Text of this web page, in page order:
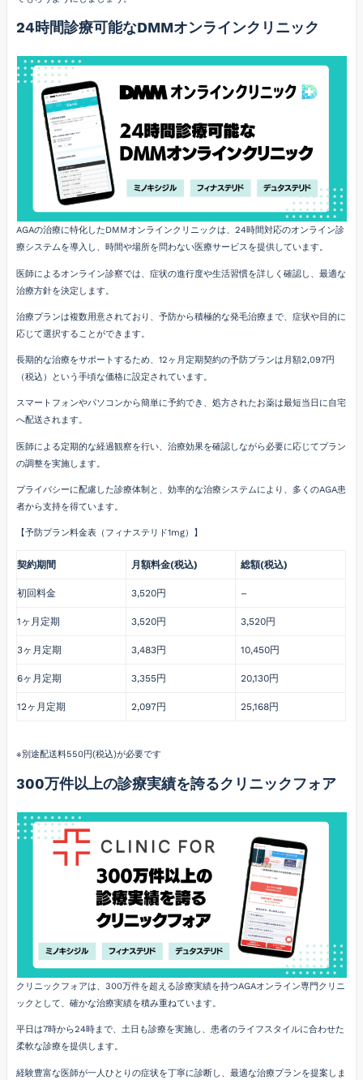
24時間診療可能なDMMオンラインクリニック
AGAの治療に特化したDMMオンラインクリニックは、24時間対応のオンライン診
療システムを導入し、時間や場所を問わない医療サービスを提供しています。
医師によるオンライン診察では、症状の進行度や生活習慣を詳しく確認し、最適な
治療方針を決定します。
治療プランは複数用意されており、予防から積極的な発毛治療まで、症状や目的に
応じて選択することができます。
長期的な治療をサポートするため、12ヶ月定期契約の予防プランは月額2,097円
（税込）という手頃な価格に設定されています。
スマートフォンやパソコンから簡単に予約でき、処方されたお薬は最短当日に自宅
へ配送されます。
医師による定期的な経過観察を行い、治療効果を確認しながら必要に応じてプラン
の調整を実施します。
プライバシーに配慮した診療体制と、効率的な治療システムにより、多くのAGA患
者から支持を得ています。
【予防プラン料金表（フィナステリド1mg）】
契約期間 月額料金(税込) 総額(税込)
初回料金 3,520円 –
1ヶ月定期 3,520円 3,520円
3ヶ月定期 3,483円 10,450円
6ヶ月定期 3,355円 20,130円
12ヶ月定期 2,097円 25,168円
※別途配送料550円(税込)が必要です
300万件以上の診療実績を誇るクリニックフォア
クリニックフォアは、300万件を超える診療実績を持つAGAオンライン専門クリニ
ックとして、確かな治療実績を積み重ねています。
平日は7時から24時まで、土日も診療を実施し、患者のライフスタイルに合わせた
柔軟な診療を提供します。
経験豊富な医師が一人ひとりの症状を丁寧に診断し、最適な治療プランを提案しま